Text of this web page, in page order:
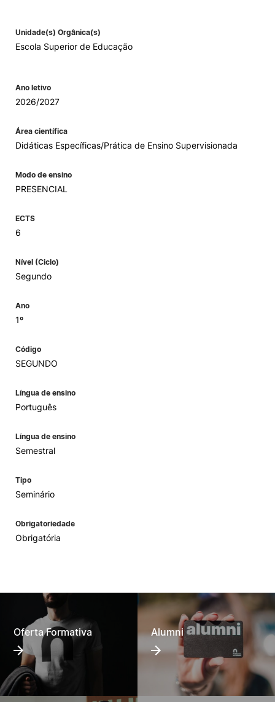
Unidade(s) Orgânica(s)
Escola Superior de Educação
Ano letivo
2026/2027
Área científica
Didáticas Específicas/Prática de Ensino Supervisionada
Modo de ensino
PRESENCIAL
ECTS
6
Nível (Ciclo)
Segundo
Ano
1º
Código
SEGUNDO
Língua de ensino
Português
Língua de ensino
Semestral
Tipo
Seminário
Obrigatoriedade
Obrigatória
Oferta Formativa Alumni